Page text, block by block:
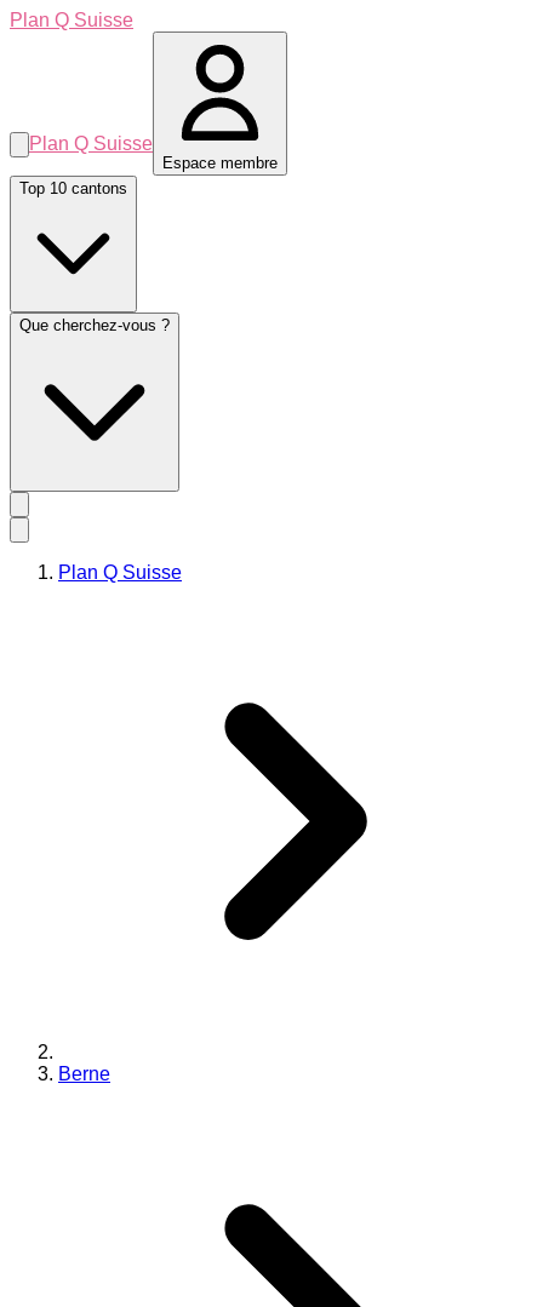
Plan Q Suisse
Plan Q Suisse
Espace membre
Top 10 cantons
Que cherchez-vous ?
Plan Q Suisse
Berne